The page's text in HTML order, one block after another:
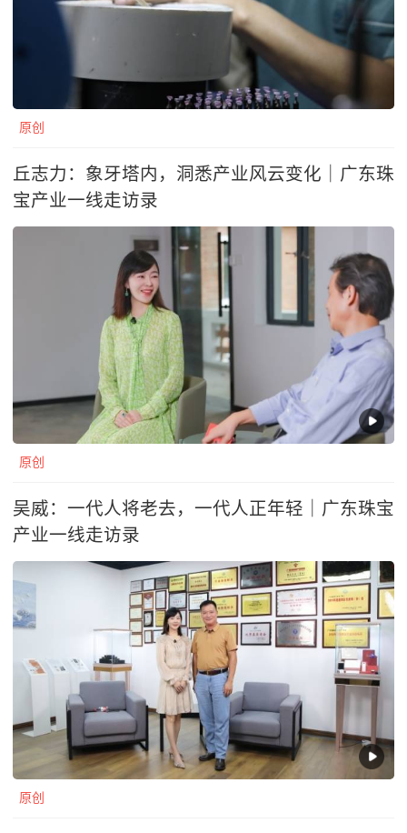
原创
丘志力：象牙塔内，洞悉产业风云变化｜广东珠
宝产业一线走访录
原创
吴威：一代人将老去，一代人正年轻｜广东珠宝
产业一线走访录
原创